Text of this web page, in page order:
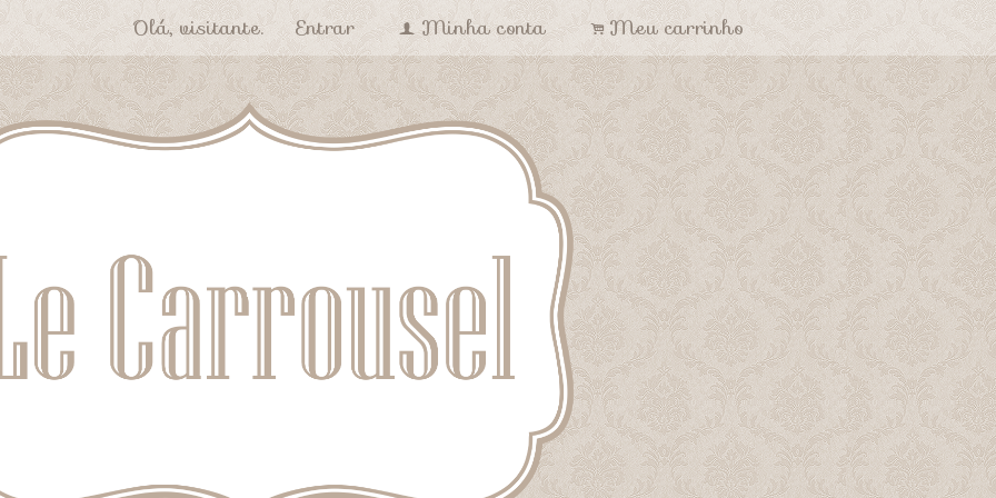
Olá, visitante. Entrar f Minha conta . Meu carrinho